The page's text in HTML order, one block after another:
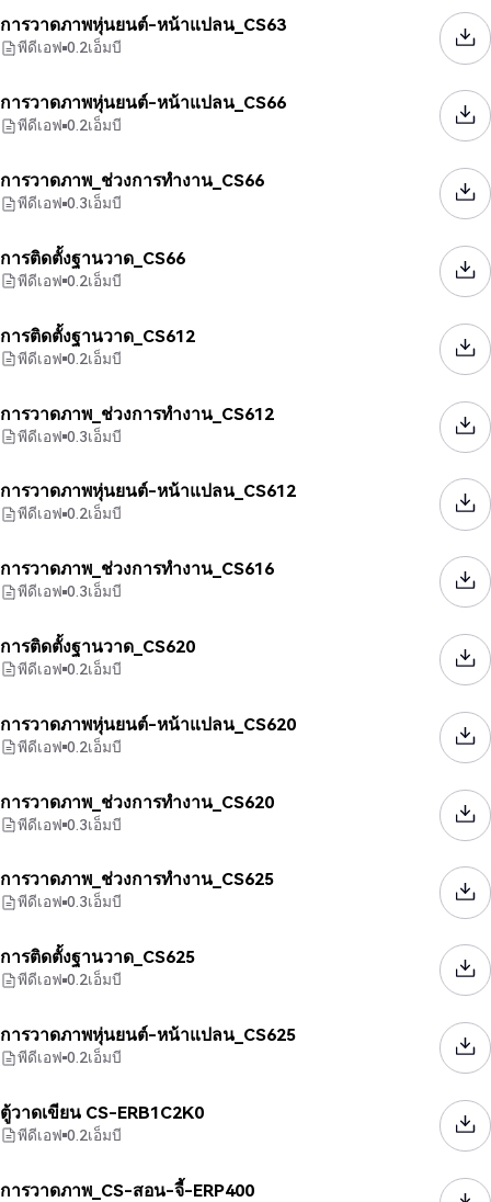
การวาดภาพหุ่นยนต์-หน้าแปลน_CS63
พีดีเอฟ 0.2เอ็มบี
การวาดภาพหุ่นยนต์-หน้าแปลน_CS66
พีดีเอฟ 0.2เอ็มบี
การวาดภาพ_ช่วงการทำงาน_CS66
พีดีเอฟ 0.3เอ็มบี
การติดตั้งฐานวาด_CS66
พีดีเอฟ 0.2เอ็มบี
การติดตั้งฐานวาด_CS612
พีดีเอฟ 0.2เอ็มบี
การวาดภาพ_ช่วงการทำงาน_CS612
พีดีเอฟ 0.3เอ็มบี
การวาดภาพหุ่นยนต์-หน้าแปลน_CS612
พีดีเอฟ 0.2เอ็มบี
การวาดภาพ_ช่วงการทำงาน_CS616
พีดีเอฟ 0.3เอ็มบี
การติดตั้งฐานวาด_CS620
พีดีเอฟ 0.2เอ็มบี
การวาดภาพหุ่นยนต์-หน้าแปลน_CS620
พีดีเอฟ 0.2เอ็มบี
การวาดภาพ_ช่วงการทำงาน_CS620
พีดีเอฟ 0.3เอ็มบี
การวาดภาพ_ช่วงการทำงาน_CS625
พีดีเอฟ 0.3เอ็มบี
การติดตั้งฐานวาด_CS625
พีดีเอฟ 0.2เอ็มบี
การวาดภาพหุ่นยนต์-หน้าแปลน_CS625
พีดีเอฟ 0.2เอ็มบี
ตู้วาดเขียน CS-ERB1C2K0
พีดีเอฟ 0.2เอ็มบี
การวาดภาพ_CS-สอน-จี้-ERP400